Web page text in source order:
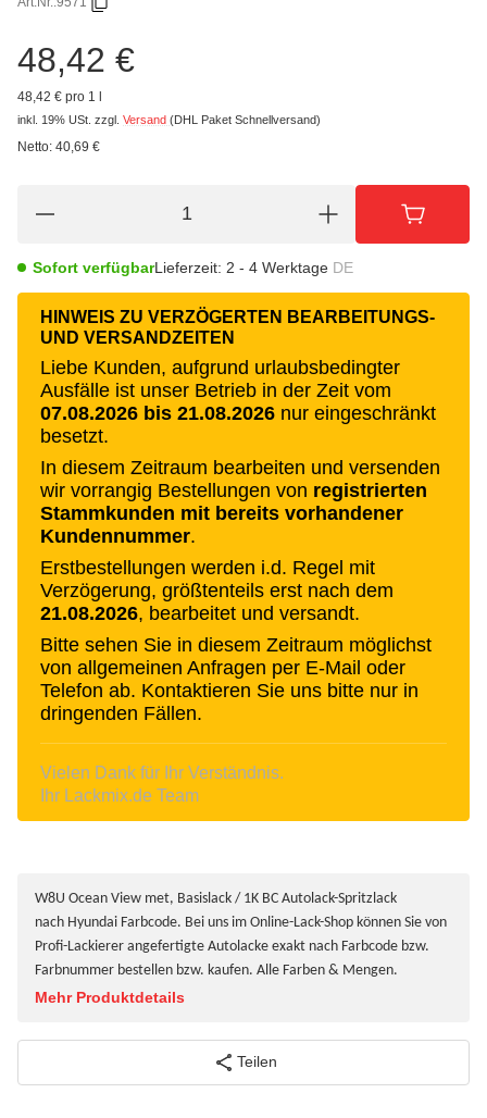
48,42 €
48,42 € pro 1 l
inkl. 19% USt. zzgl. Versand (DHL Paket Schnellversand)
Netto: 40,69 €
Sofort verfügbarLieferzeit: 2 - 4 Werktage DE
HINWEIS ZU VERZÖGERTEN BEARBEITUNGS-
UND VERSANDZEITEN
Liebe Kunden, aufgrund urlaubsbedingter
Ausfälle ist unser Betrieb in der Zeit vom
07.08.2026 bis 21.08.2026 nur eingeschränkt
besetzt.
In diesem Zeitraum bearbeiten und versenden
wir vorrangig Bestellungen von registrierten
Stammkunden mit bereits vorhandener
Kundennummer.
Erstbestellungen werden i.d. Regel mit
Verzögerung, größtenteils erst nach dem
21.08.2026, bearbeitet und versandt.
Bitte sehen Sie in diesem Zeitraum möglichst
von allgemeinen Anfragen per E-Mail oder
Telefon ab. Kontaktieren Sie uns bitte nur in
dringenden Fällen.
Vielen Dank für Ihr Verständnis.
Ihr Lackmix.de Team
W8U Ocean View met, Basislack / 1K BC Autolack-Spritzlack
nach Hyundai Farbcode. Bei uns im Online-Lack-Shop können Sie von
Profi-Lackierer angefertigte Autolacke exakt nach Farbcode bzw.
Farbnummer bestellen bzw. kaufen. Alle Farben & Mengen.
Mehr Produktdetails
Teilen